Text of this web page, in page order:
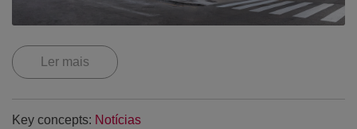
Ler mais
Key concepts: Notícias